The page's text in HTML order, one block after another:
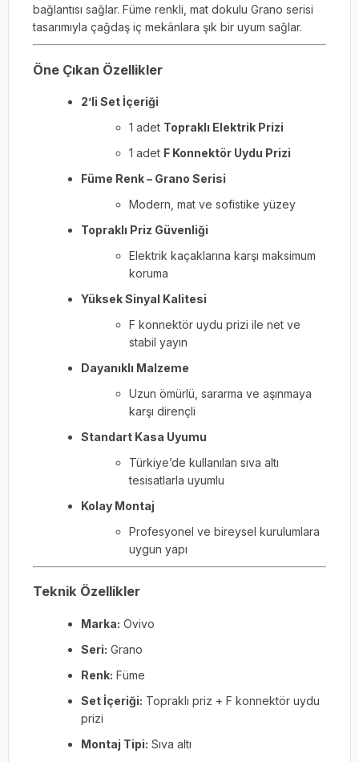
bağlantısı sağlar. Füme renkli, mat dokulu Grano serisi
tasarımıyla çağdaş iç mekânlara şık bir uyum sağlar.
Öne Çıkan Özellikler
2’li Set İçeriği
1 adet Topraklı Elektrik Prizi
1 adet F Konnektör Uydu Prizi
Füme Renk – Grano Serisi
Modern, mat ve sofistike yüzey
Topraklı Priz Güvenliği
Elektrik kaçaklarına karşı maksimum
koruma
Yüksek Sinyal Kalitesi
F konnektör uydu prizi ile net ve
stabil yayın
Dayanıklı Malzeme
Uzun ömürlü, sararma ve aşınmaya
karşı dirençli
Standart Kasa Uyumu
Türkiye’de kullanılan sıva altı
tesisatlarla uyumlu
Kolay Montaj
Profesyonel ve bireysel kurulumlara
uygun yapı
Teknik Özellikler
Marka: Ovivo
Seri: Grano
Renk: Füme
Set İçeriği: Topraklı priz + F konnektör uydu
prizi
Montaj Tipi: Sıva altı